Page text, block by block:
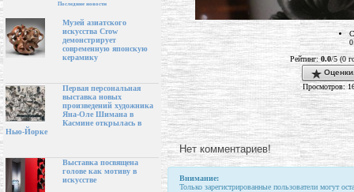
Последние новости
Музей азиатского
искусства Crow
демонстрирует
современную японскую
керамику
Первая персональная
выставка новых
произведений художника
Яна-Оле Шимана в
Касмине открылась в
Нью-Йорке
Выставка посвящена
голове как мотиву в
искусстве
Рейтинг:0.0/5 (0
Просмотров:
Нет комментариев!
Внимание:
Только зарегистрированные пользователи могут